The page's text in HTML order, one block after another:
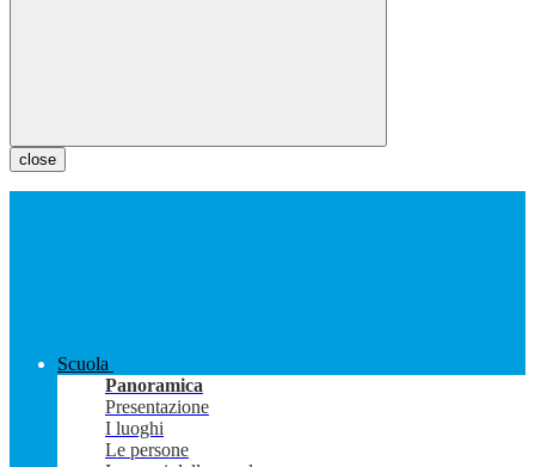
close
Scuola
Panoramica
Presentazione
I luoghi
Le persone